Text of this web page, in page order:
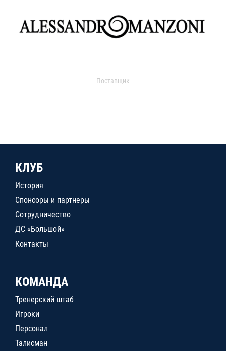
Поставщик
КЛУБ
История
Спонсоры и партнеры
Сотрудничество
ДС «Большой»
Контакты
КОМАНДА
Тренерский штаб
Игроки
Персонал
Талисман